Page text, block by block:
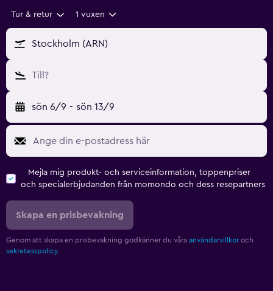
Tur & retur 1 vuxen
Stockholm (ARN)
Till?
sön 6/9 - sön 13/9
Mejla mig produkt- och serviceinformation, toppenpriser
och specialerbjudanden från momondo och dess resepartners
Skapa en prisbevakning
Genom att skapa en prisbevakning godkänner du våra användarvillkor och
sekretesspolicy.